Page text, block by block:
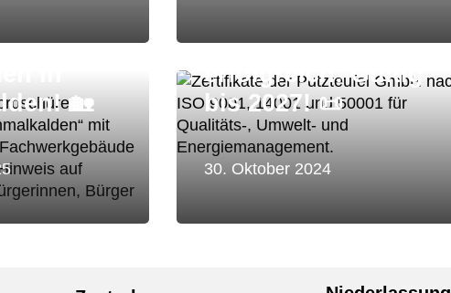
in
🏡
Rezertifizierung
erfolgreich: Gültig
bis 2027! 📜
30. Oktober 2024